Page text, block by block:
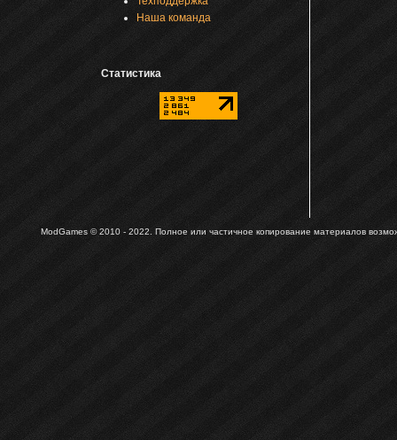
Наша команда
Статистика
ModGames © 2010 - 2022. Полное или частичное копирование материалов